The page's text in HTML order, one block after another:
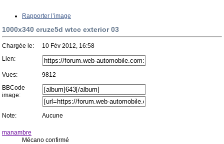
Rapporter l’image
1000x340 cruze5d wtcc exterior 03
Chargée le:
10 Fév 2012, 16:58
Lien:
Vues:
9812
BBCode
image:
Note: Aucune
manambre
Mécano confirmé